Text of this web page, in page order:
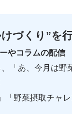
づくり”を
やコラムの配信
「あ、今月は野
野菜摂取チャ